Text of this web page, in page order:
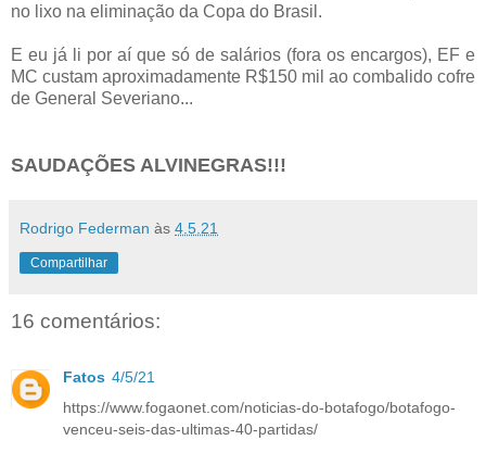
no lixo na eliminação da Copa do Brasil.
E eu já li por aí que só de salários (fora os encargos), EF e
MC custam aproximadamente R$150 mil ao combalido cofre
de General Severiano...
SAUDAÇÕES ALVINEGRAS!!!
Rodrigo Federman às 4.5.21
Compartilhar
16 comentários:
Fatos 4/5/21
https://www.fogaonet.com/noticias-do-botafogo/botafogo-
venceu-seis-das-ultimas-40-partidas/